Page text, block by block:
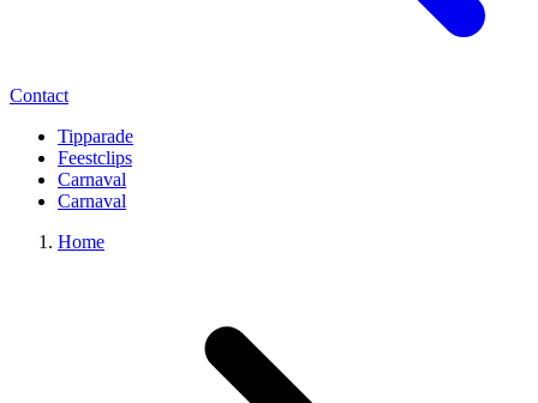
Contact
Tipparade
Feestclips
Carnaval
Carnaval
Home